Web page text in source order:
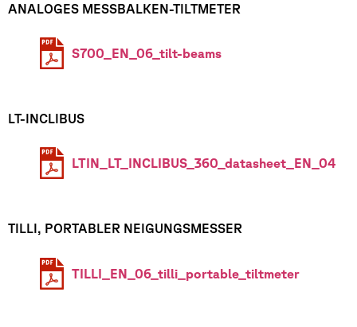
ANALOGES MESSBALKEN-TILTMETER
S700_EN_06_tilt-beams
LT-INCLIBUS
LTIN_LT_INCLIBUS_360_datasheet_EN_04
TILLI, PORTABLER NEIGUNGSMESSER
TILLI_EN_06_tilli_portable_tiltmeter